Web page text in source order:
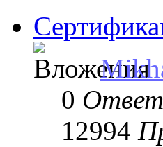
0
12994